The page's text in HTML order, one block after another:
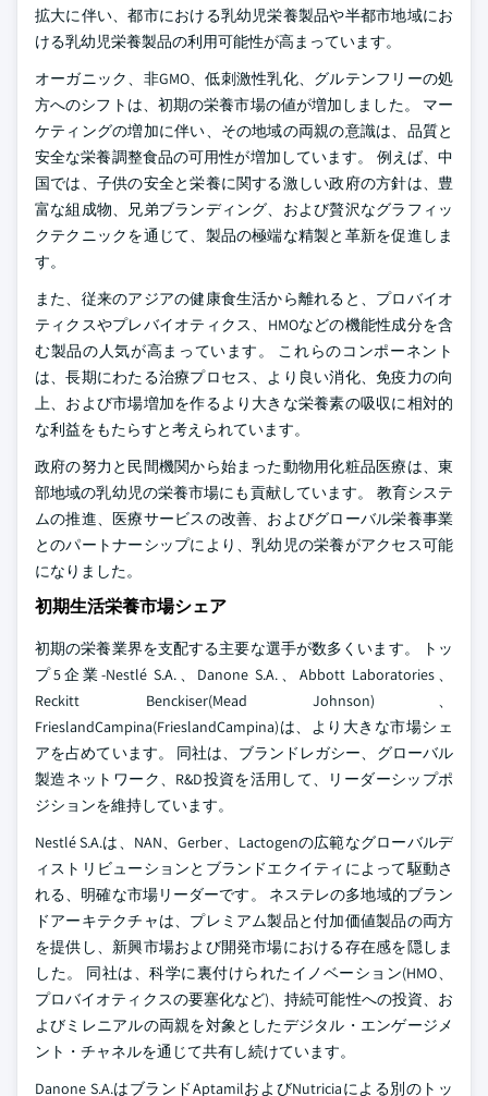
拡大に伴い、都市における乳幼児栄養製品や半都市地域にお
ける乳幼児栄養製品の利用可能性が高まっています。
オーガニック、非GMO、低刺激性乳化、グルテンフリーの処
方へのシフトは、初期の栄養市場の値が増加しました。 マー
ケティングの増加に伴い、その地域の両親の意識は、品質と
安全な栄養調整食品の可用性が増加しています。 例えば、中
国では、子供の安全と栄養に関する激しい政府の方針は、豊
富な組成物、兄弟ブランディング、および贅沢なグラフィッ
クテクニックを通じて、製品の極端な精製と革新を促進しま
す。
また、従来のアジアの健康食生活から離れると、プロバイオ
ティクスやプレバイオティクス、HMOなどの機能性成分を含
む製品の人気が高まっています。 これらのコンポーネント
は、長期にわたる治療プロセス、より良い消化、免疫力の向
上、および市場増加を作るより大きな栄養素の吸収に相対的
な利益をもたらすと考えられています。
政府の努力と民間機関から始まった動物用化粧品医療は、東
部地域の乳幼児の栄養市場にも貢献しています。 教育システ
ムの推進、医療サービスの改善、およびグローバル栄養事業
とのパートナーシップにより、乳幼児の栄養がアクセス可能
になりました。
初期生活栄養市場シェア
初期の栄養業界を支配する主要な選手が数多くいます。 トッ
プ5企業-Nestlé S.A.、Danone S.A.、Abbott Laboratories、
Reckitt Benckiser(Mead Johnson)、
FrieslandCampina(FrieslandCampina)は、より大きな市場シェ
アを占めています。 同社は、ブランドレガシー、グローバル
製造ネットワーク、R&D投資を活用して、リーダーシップポ
ジションを維持しています。
Nestlé S.A.は、NAN、Gerber、Lactogenの広範なグローバルデ
ィストリビューションとブランドエクイティによって駆動さ
れる、明確な市場リーダーです。 ネステレの多地域的ブラン
ドアーキテクチャは、プレミアム製品と付加価値製品の両方
を提供し、新興市場および開発市場における存在感を隠しま
した。 同社は、科学に裏付けられたイノベーション(HMO、
プロバイオティクスの要塞化など)、持続可能性への投資、お
よびミレニアルの両親を対象としたデジタル・エンゲージメ
ント・チャネルを通じて共有し続けています。
Danone S.A.はブランドAptamilおよびNutriciaによる別のトッ